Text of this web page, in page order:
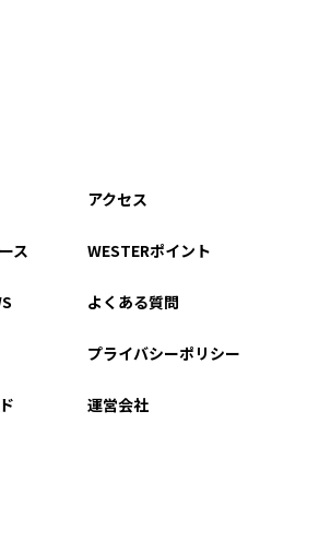
ス
アクセス
WESTERポイント
よくある質問
プライバシーポリシー
運営会社